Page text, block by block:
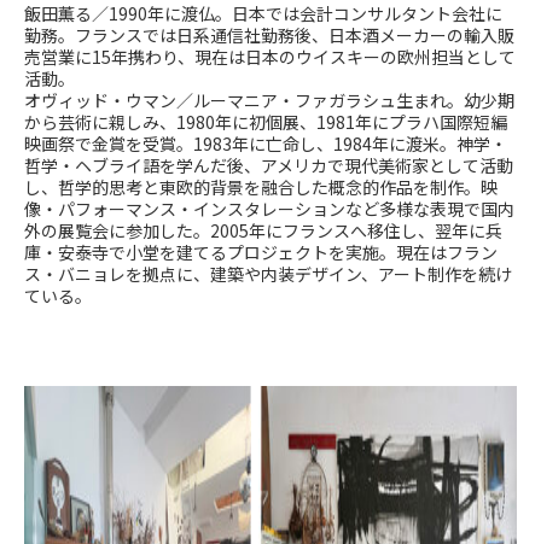
飯田薫る／1990年に渡仏。日本では会計コンサルタント会社に
勤務。フランスでは日系通信社勤務後、日本酒メーカーの輸入販
売営業に15年携わり、現在は日本のウイスキーの欧州担当として
活動。
オヴィッド・ウマン／ルーマニア・ファガラシュ生まれ。幼少期
から芸術に親しみ、1980年に初個展、1981年にプラハ国際短編
映画祭で金賞を受賞。1983年に亡命し、1984年に渡米。神学・
哲学・ヘブライ語を学んだ後、アメリカで現代美術家として活動
し、哲学的思考と東欧的背景を融合した概念的作品を制作。映
像・パフォーマンス・インスタレーションなど多様な表現で国内
外の展覧会に参加した。2005年にフランスへ移住し、翌年に兵
庫・安泰寺で小堂を建てるプロジェクトを実施。現在はフラン
ス・バニョレを拠点に、建築や内装デザイン、アート制作を続け
ている。